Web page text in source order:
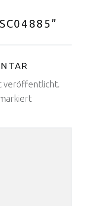
”
veröffentlicht.